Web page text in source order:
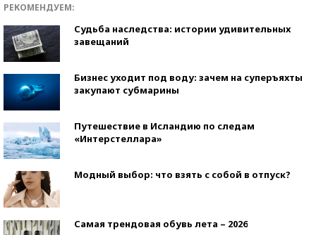
РЕКОМЕНДУЕМ:
Судьба наследства: истории удивительных
завещаний
Бизнес уходит под воду: зачем на суперъяхты
закупают субмарины
Путешествие в Исландию по следам
«Интерстеллара»
Модный выбор: что взять с собой в отпуск?
Самая трендовая обувь лета – 2026